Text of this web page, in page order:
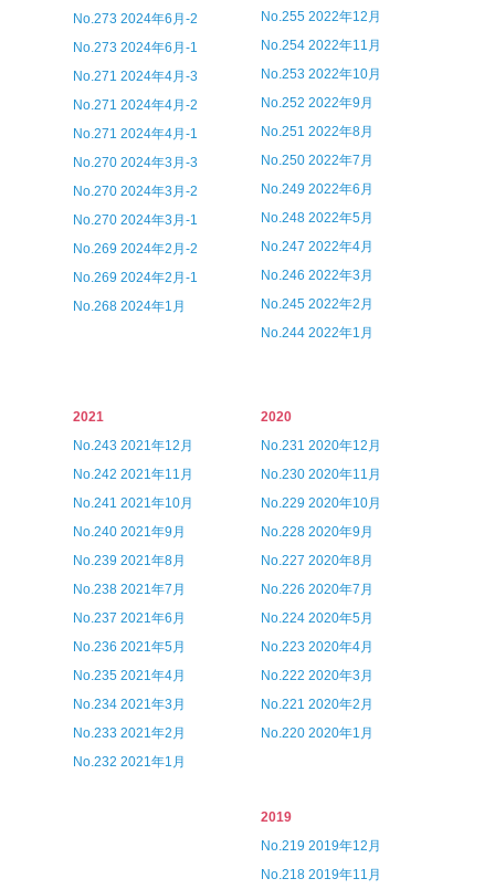
No.273 2024年6月-2
No.273 2024年6月-1
No.271 2024年4月-3
No.271 2024年4月-2
No.271 2024年4月-1
No.270 2024年3月-3
No.270 2024年3月-2
No.270 2024年3月-1
No.269 2024年2月-2
No.269 2024年2月-1
No.268 2024年1月
No.255 2022年12月
No.254 2022年11月
No.253 2022年10月
No.252 2022年9月
No.251 2022年8月
No.250 2022年7月
No.249 2022年6月
No.248 2022年5月
No.247 2022年4月
No.246 2022年3月
No.245 2022年2月
No.244 2022年1月
2021
No.243 2021年12月
No.242 2021年11月
No.241 2021年10月
No.240 2021年9月
No.239 2021年8月
No.238 2021年7月
No.237 2021年6月
No.236 2021年5月
No.235 2021年4月
No.234 2021年3月
No.233 2021年2月
No.232 2021年1月
2020
No.231 2020年12月
No.230 2020年11月
No.229 2020年10月
No.228 2020年9月
No.227 2020年8月
No.226 2020年7月
No.224 2020年5月
No.223 2020年4月
No.222 2020年3月
No.221 2020年2月
No.220 2020年1月
2019
No.219 2019年12月
No.218 2019年11月